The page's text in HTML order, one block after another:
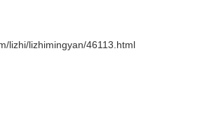
lizhi/lizhimingyan/46113.html